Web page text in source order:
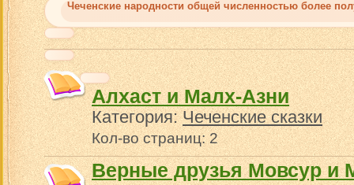
Чеченские народности общей численностью более
Алхаст и Малх-Азни
Категория:Чеченские сказки
Кол-во страниц: 2
Верные друзья Мовсур и